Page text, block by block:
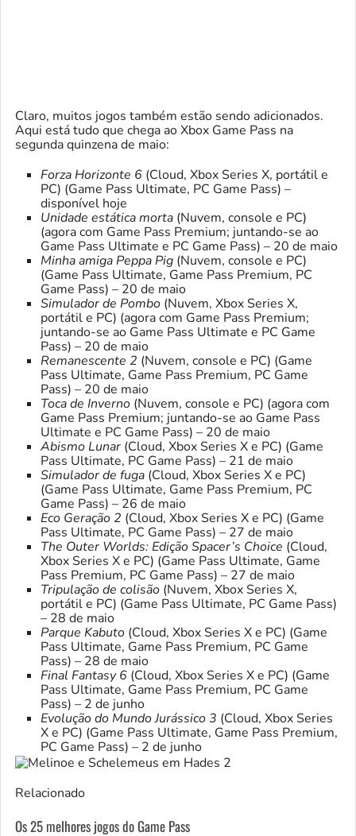
Claro, muitos jogos também estão sendo adicionados.
Aqui está tudo que chega ao Xbox Game Pass na
segunda quinzena de maio:
Forza Horizonte 6 (Cloud, Xbox Series X, portátil e
PC) (Game Pass Ultimate, PC Game Pass) –
disponível hoje
Unidade estática morta (Nuvem, console e PC)
(agora com Game Pass Premium; juntando-se ao
Game Pass Ultimate e PC Game Pass) – 20 de maio
Minha amiga Peppa Pig (Nuvem, console e PC)
(Game Pass Ultimate, Game Pass Premium, PC
Game Pass) – 20 de maio
Simulador de Pombo (Nuvem, Xbox Series X,
portátil e PC) (agora com Game Pass Premium;
juntando-se ao Game Pass Ultimate e PC Game
Pass) – 20 de maio
Remanescente 2 (Nuvem, console e PC) (Game
Pass Ultimate, Game Pass Premium, PC Game
Pass) – 20 de maio
Toca de Inverno (Nuvem, console e PC) (agora com
Game Pass Premium; juntando-se ao Game Pass
Ultimate e PC Game Pass) – 20 de maio
Abismo Lunar (Cloud, Xbox Series X e PC) (Game
Pass Ultimate, PC Game Pass) – 21 de maio
Simulador de fuga (Cloud, Xbox Series X e PC)
(Game Pass Ultimate, Game Pass Premium, PC
Game Pass) – 26 de maio
Eco Geração 2 (Cloud, Xbox Series X e PC) (Game
Pass Ultimate, PC Game Pass) – 27 de maio
The Outer Worlds: Edição Spacer’s Choice (Cloud,
Xbox Series X e PC) (Game Pass Ultimate, Game
Pass Premium, PC Game Pass) – 27 de maio
Tripulação de colisão (Nuvem, Xbox Series X,
portátil e PC) (Game Pass Ultimate, PC Game Pass)
– 28 de maio
Parque Kabuto (Cloud, Xbox Series X e PC) (Game
Pass Ultimate, Game Pass Premium, PC Game
Pass) – 28 de maio
Final Fantasy 6 (Cloud, Xbox Series X e PC) (Game
Pass Ultimate, Game Pass Premium, PC Game
Pass) – 2 de junho
Evolução do Mundo Jurássico 3 (Cloud, Xbox Series
X e PC) (Game Pass Ultimate, Game Pass Premium,
PC Game Pass) – 2 de junho
Relacionado
Os 25 melhores jogos do Game Pass